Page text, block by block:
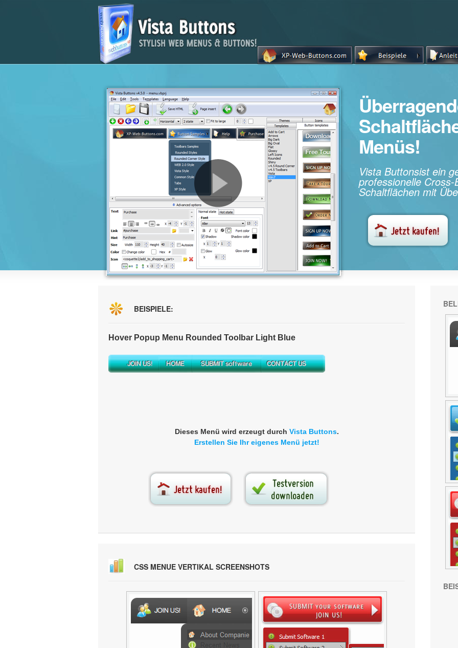
Menüs!
Vista Buttonsist ein
professionelle
Schaltflächen mit
BEISPIELE:
Hover Popup Menu Rounded Toolbar Light Blue
Dieses Menü wird erzeugt durch Vista Buttons.
Erstellen Sie Ihr eigenes Menü jetzt!
CSS MENUE VERTIKAL SCREENSHOTS